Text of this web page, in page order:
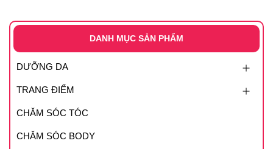
DANH MỤC SẢN PHẨM
DƯỠNG DA
TRANG ĐIỂM
CHĂM SÓC TÓC
CHĂM SÓC BODY